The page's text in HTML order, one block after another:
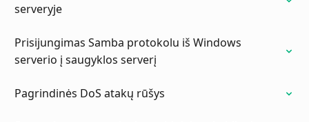
serveryje
Prisijungimas Samba protokolu iš Windows
serverio į saugyklos serverį
Pagrindinės DoS atakų rūšys